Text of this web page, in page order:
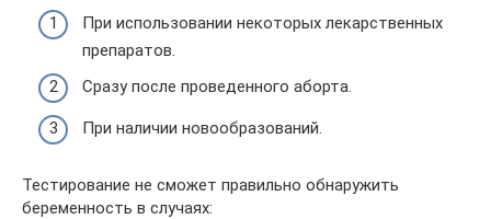
При использовании некоторых лекарственных
препаратов.
Сразу после проведенного аборта.
При наличии новообразований.
Тестирование не сможет правильно обнаружить
беременность в случаях: